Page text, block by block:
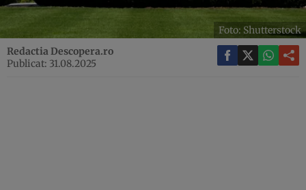
Foto: Shutterstock
Redactia Descopera.ro
Publicat: 31.08.2025